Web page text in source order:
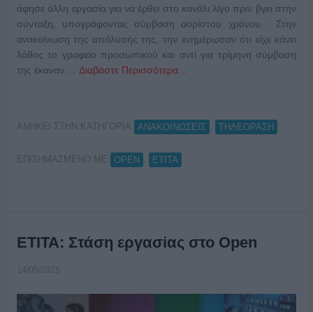
άφησε άλλη εργασία για να έρθει στο κανάλι λίγο πριν βγει στην
σύνταξη, υπογράφοντας σύμβαση αορίστου χρόνου. Στην
ανακοίνωση της απόλυσής της, την ενημέρωσαν ότι είχε κάνει
λάθος το γραφείο προσωπικού και αντί για τρίμηνη σύμβαση
της έκαναν … Διαβάστε Περισσότερα...
ΑΝΗΚΕΙ ΣΤΗΝ ΚΑΤΗΓΟΡΙΑ: ΑΝΑΚΟΙΝΩΣΕΙΣ ΤΗΛΕΟΡΑΣΗ
ΕΠΙΣΗΜΑΣΜΕΝΟ ΜΕ: OPEN ΕΤΙΤΑ
ΕΤΙΤΑ: Στάση εργασίας στο Open
14/05/2025